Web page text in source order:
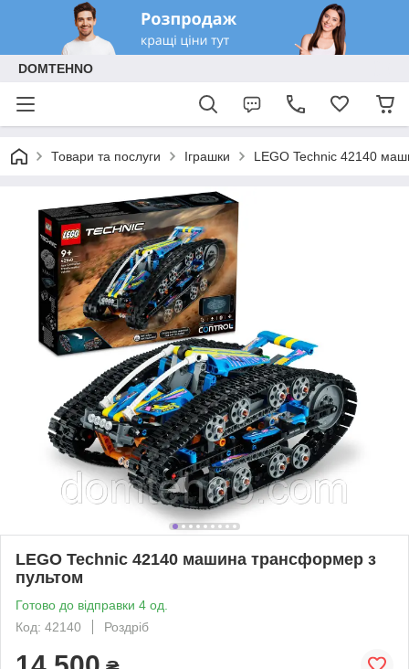
DOMTEHNO
Товари та послуги Іграшки LEGO Technic 42140
LEGO Technic 42140 машина трансформер з
пультом
Готово до відправки 4 од.
Код: 42140
Роздріб